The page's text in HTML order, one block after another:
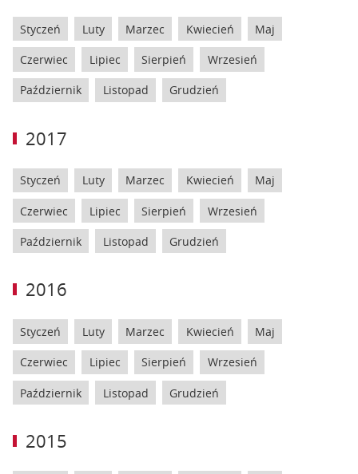
Styczeń Luty Marzec Kwiecień Maj
Czerwiec Lipiec Sierpień Wrzesień
Październik Listopad Grudzień
2017
Styczeń Luty Marzec Kwiecień Maj
Czerwiec Lipiec Sierpień Wrzesień
Październik Listopad Grudzień
2016
Styczeń Luty Marzec Kwiecień Maj
Czerwiec Lipiec Sierpień Wrzesień
Październik Listopad Grudzień
2015